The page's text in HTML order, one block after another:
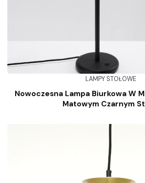
LAMPY STOŁOWE
Nowoczesna Lampa Biurkowa W
Matowym Czarnym